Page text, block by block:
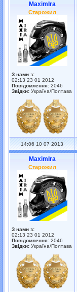
MaximIra
Старожил
З нами з:
02:13 23 01 2012
Повідомлення: 2046
Звідки: Україна/Полтава
14:06 10 07 2013
MaximIra
Старожил
З нами з:
02:13 23 01 2012
Повідомлення: 2046
Звідки: Україна/Полтава